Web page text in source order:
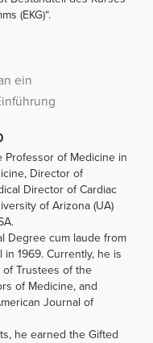
(EKG)“.
ein
Professor of Medicine in
Director of
Director of Cardiac
of Arizona (UA)
Degree cum laude from
in 1969. Currently, he is
Trustees of the
of Medicine, and
Journal of
he earned the Gifted